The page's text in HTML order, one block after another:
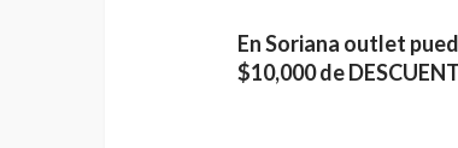
En Soriana outlet
$10,000 de